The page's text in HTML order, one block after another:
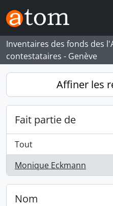
Skip to main content
Inventaires des fonds des
contestataires - Genève
Affiner les
Fait partie de
Tout
Monique Eckmann
, 1 résultats
Nom